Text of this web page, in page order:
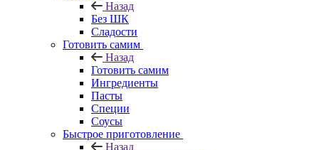
Назад
Без ШК
Сладости
Готовить самим
Назад
Готовить самим
Ингредиенты
Пасты
Специи
Соусы
Быстрое приготовление
Назад